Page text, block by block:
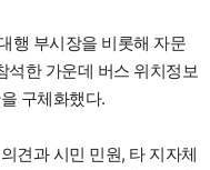
행 부시장을 비롯해 자문
석한 가운데 버스 위치정보
구체화했다.
견과 시민 민원, 타 지자체